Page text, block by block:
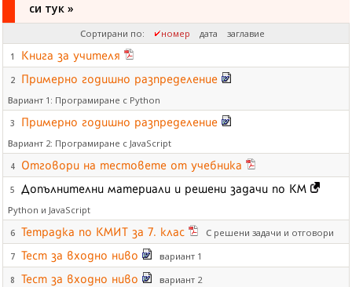
си тук »
Сортирани по: номер дата заглавие
1 Книга за учителя
2 Примерно годишно разпределение
Вариант 1: Програмиране с Python
3 Примерно годишно разпределение
Вариант 2: Програмиране с JavaScript
4 Отговори на тестовете от учебника
5 Допълнителни материали и решени задачи по КМ
Python и JavaScript
6 Тетрадка по КМИТ за 7. клас С решени задачи и отговори
7 Тест за входно ниво вариант 1
8 Тест за входно ниво вариант 2